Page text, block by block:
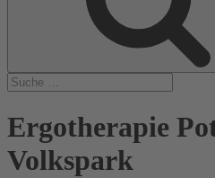
Ergotherapie
Volkspark